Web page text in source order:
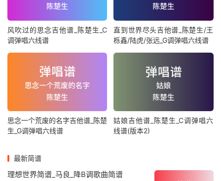
风吹过的思念吉他谱_陈楚生_C
调弹唱六线谱
直到世界尽头吉他谱_陈楚生/王
栎鑫/陆虎/张远_G调弹唱六线谱
思念一个荒废的名字吉他谱_陈楚
生_G调弹唱六线谱
姑娘吉他谱_陈楚生_C调弹唱六
线谱(版本2)
最新简谱
理想世界简谱_马良_降B调歌曲简谱